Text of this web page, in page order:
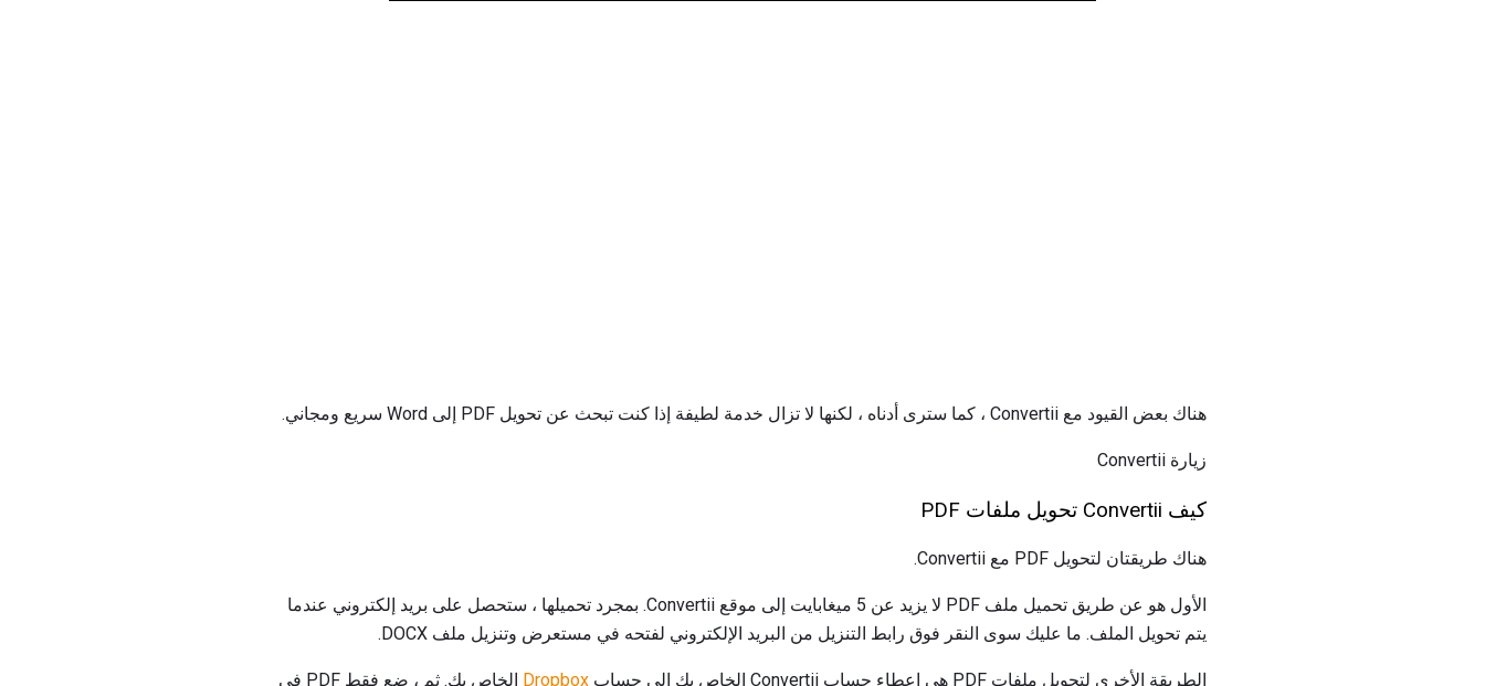
هناك بعض القيود مع Convertii ، كما سترى أدناه ، لكنها لا تزال خدمة لطيفة إذا كنت تبحث عن تحويل PDF إلى Word سريع ومجاني.
زيارة Convertii
كيف Convertii تحويل ملفات PDF
هناك طريقتان لتحويل PDF مع Convertii.
الأول هو عن طريق تحميل ملف PDF لا يزيد عن 5 ميغابايت إلى موقع Convertii. بمجرد تحميلها ، ستحصل على بريد إلكتروني عندما
يتم تحويل الملف. ما عليك سوى النقر فوق رابط التنزيل من البريد الإلكتروني لفتحه في مستعرض وتنزيل ملف DOCX.
الطريقة الأخرى لتحويل ملفات PDF هي إعطاء حساب Convertii الخاص بك إلى حساب Dropbox
الخاص بك. ثم ، ضع فقط PDF في